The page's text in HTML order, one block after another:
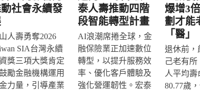
社會永續發
人壽勇奪2026
SIA台灣永續
獎三項大獎肯定
勵金融機構運用
力量，引導產業
泰人壽推動四階
段智能轉型計畫
AI浪潮席捲全球，金
融保險業正加速數位
轉型，以提升服務效
率、優化客戶體驗及
強化營運韌性。宏泰
爆增3
劃才能
「醫」
退休前，
己老有所
人平均壽
80.77歲